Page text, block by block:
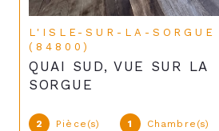
L'ISLE-SUR-LA-SORGUE
(84800)
QUAI SUD, VUE SUR LA
SORGUE
2 Pièce(s) 1 Chambre(s)